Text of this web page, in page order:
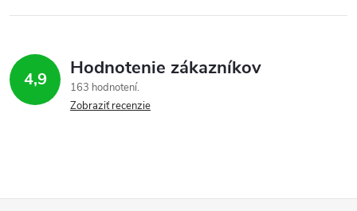
4,9 Hodnotenie zákazníkov
163 hodnotení
Zobraziť recenzie